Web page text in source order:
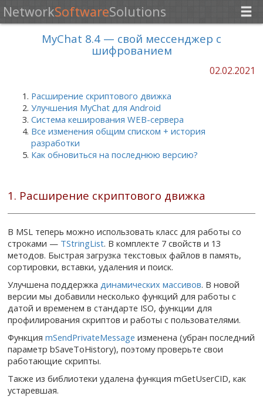
NetworkSoftwareSolutions
MyChat 8.4 — свой мессенджер с
шифрованием
02.02.2021
Расширение скриптового движка
Улучшения MyChat для Android
Система кеширования WEB-сервера
Все изменения общим списком + история
разработки
Как обновиться на последнюю версию?
1. Расширение скриптового движка
В MSL теперь можно использовать класс для работы со
строками — TStringList. В комплекте 7 свойств и 13
методов. Быстрая загрузка текстовых файлов в память,
сортировки, вставки, удаления и поиск.
Улучшена поддержкадинамических массивов. В новой
версии мы добавили несколько функций для работы с
датой и временем в стандарте ISO, функции для
профилирования скриптов и работы с пользователями.
ФункцияmSendPrivateMessage изменена (убран последний
параметр bSaveToHistory), поэтому проверьте свои
работающие скрипты.
Также из библиотеки удалена функция mGetUserCID, как
устаревшая.